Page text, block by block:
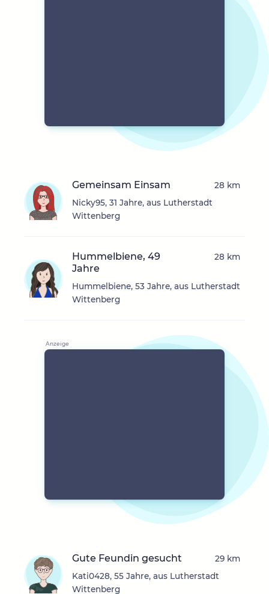
Gemeinsam Einsam
Nicky95, 31 Jahre, aus Lutherstadt
Wittenberg
28 km
Hummelbiene, 49
Jahre
Hummelbiene, 53 Jahre, aus Lutherstadt
Wittenberg
28 km
Gute Feundin gesucht
Kati0428, 55 Jahre, aus Lutherstadt
Wittenberg
29 km